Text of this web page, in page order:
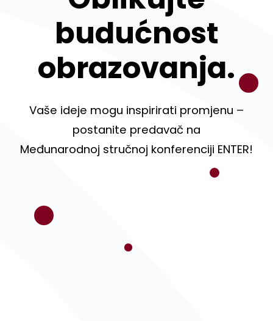
budućnost
obrazovanja.
Vaše ideje mogu inspirirati promjenu –
postanite predavač na
Međunarodnoj stručnoj konferenciji ENTER!